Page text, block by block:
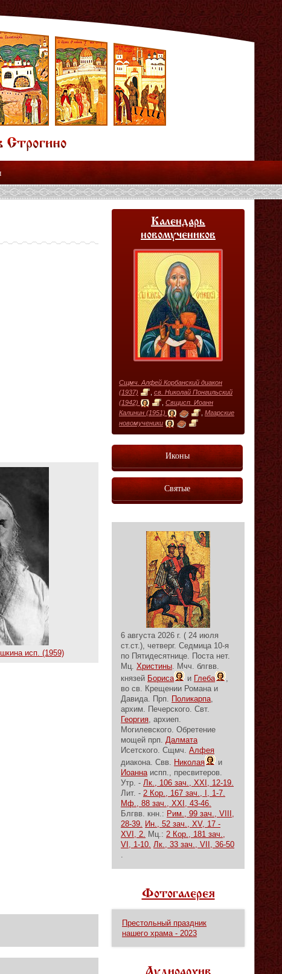
исп. (1959)
Календарь
новомучеников
Сщмч. Алфей Корбанский диакон
(1937)
св. Николай Понгильский
(1942)
Свщисп. Иоанн
Калинин (1951)
Мгарские
новомученики
Иконы
Святые
6 августа 2026 г. ( 24 июля
ст.ст.), четверг. Седмица 10-я
по Пятидесятнице. Поста нет.
Мц. Христины. Мчч. блгвв.
князей Бориса и Глеба
,
во св. Крещении Романа и
Давида. Прп. Поликарпа,
архим. Печерского. Свт.
Георгия, архиеп.
Могилевского. Обретение
мощей прп. Далмата
Исетского. Сщмч. Алфея
диакона. Свв. Николая
и
Иоаннаиспп., пресвитеров.
Утр. - Лк., 106 зач., XXI, 12-19.
Лит. - 2 Кор., 167 зач., I, 1-7.
Мф., 88 зач., XXI, 43-46.
Блгвв. кнн.: Рим., 99 зач., VIII,
28-39. Ин., 52 зач., XV, 17 -
XVI, 2. Мц.: 2 Кор., 181 зач.,
VI, 1-10. Лк., 33 зач., VII, 36-50
.
Фотогалерея
Престольный праздник
нашего храма - 2023